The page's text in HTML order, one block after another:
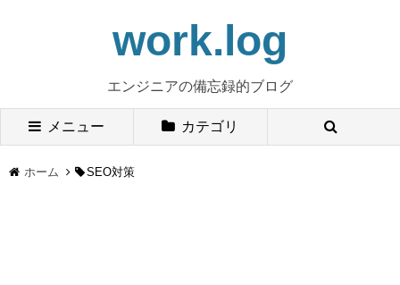
work.log
エンジニアの備忘録的ブログ
メニュー カテゴリ
ホーム SEO対策